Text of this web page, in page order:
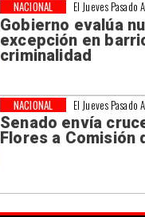
El Jueves Pasado
Gobierno evalúa
excepción en
criminalidad
NACIONAL
El Jueves Pasado
Senado envía
Flores a Comisión
NACIONAL